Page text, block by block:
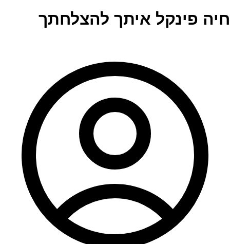
חיה פינקל איתך להצלחתך